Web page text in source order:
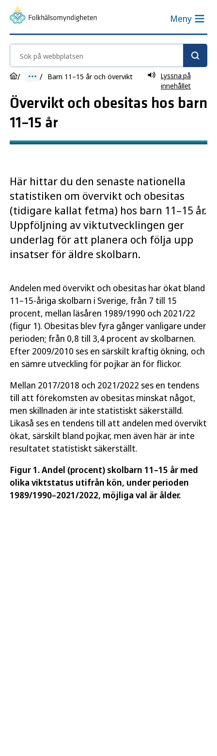
Meny
Sök på webbplatsen
Barn 11–15 år och övervikt
Lyssna på
innehållet
Övervikt och obesitas hos barn
11–15 år
Här hittar du den senaste nationella
statistiken om övervikt och obesitas
(tidigare kallat fetma) hos barn 11–15 år.
Uppföljning av viktutvecklingen ger
underlag för att planera och följa upp
insatser för äldre skolbarn.
Andelen med övervikt och obesitas har ökat bland
11–15-åriga skolbarn i Sverige, från 7 till 15
procent, mellan läsåren 1989/1990 och 2021/22
(figur 1). Obesitas blev fyra gånger vanligare under
perioden; från 0,8 till 3,4 procent av skolbarnen.
Efter 2009/2010 ses en särskilt kraftig ökning, och
en sämre utveckling för pojkar än för flickor.
Mellan 2017/2018 och 2021/2022 ses en tendens
till att förekomsten av obesitas minskat något,
men skillnaden är inte statistiskt säkerställd.
Likaså ses en tendens till att andelen med övervikt
ökat, särskilt bland pojkar, men även här är inte
resultatet statistiskt säkerställt.
Figur 1. Andel (procent) skolbarn 11–15 år med
olika viktstatus utifrån kön, under perioden
1989/1990–2021/2022, möjliga val är ålder.